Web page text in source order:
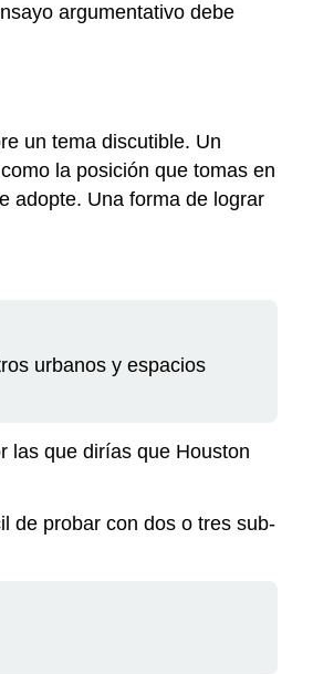
argumentativo debe
un tema discutible. Un
la posición que tomas en
adopte. Una forma de lograr
urbanos y espacios
las que dirías que Houston
de probar con dos o tres sub-